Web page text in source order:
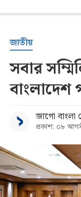
জাতীয়
সবার
বাংলাদেশ
জাগো বাংলা
প্রকাশ: ০৮